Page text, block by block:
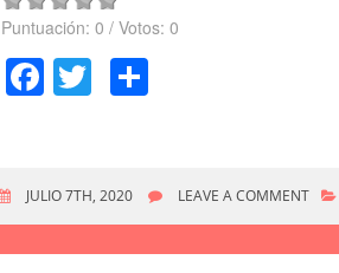
Puntuación: 0 / Votos: 0
Facebook
Twitter
JULIO 7TH, 2020 LEAVE A COMMENT